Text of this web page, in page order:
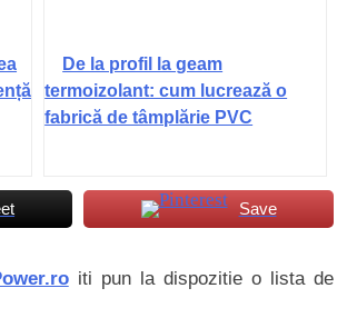
De la profil la geam
termoizolant: cum lucrează o
fabrică de tâmplărie PVC
Save
iti pun la dispozitie o lista de